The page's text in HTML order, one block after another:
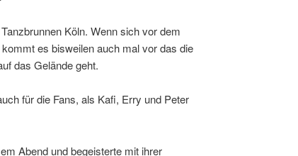
Köln. Wenn sich vor dem
es bisweilen auch mal vor das die
das Gelände geht.
für die Fans, als Kafi, Erry und Peter
Abend und begeisterte mit ihrer